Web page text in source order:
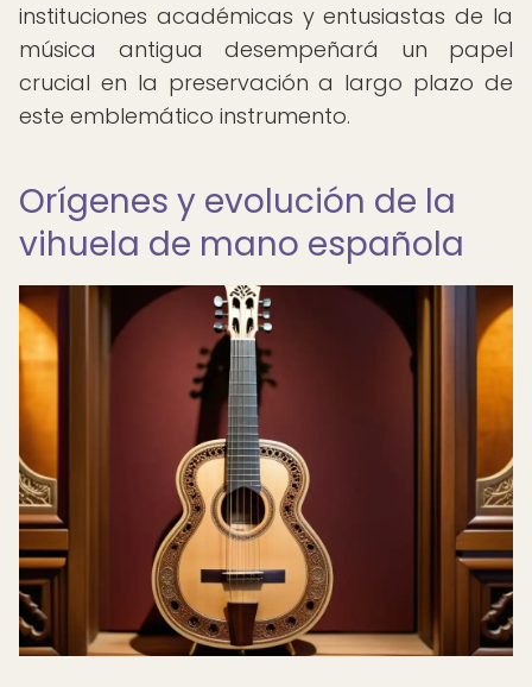
instituciones académicas y entusiastas de la
música antigua desempeñará un papel
crucial en la preservación a largo plazo de
este emblemático instrumento.
Orígenes y evolución de la
vihuela de mano española